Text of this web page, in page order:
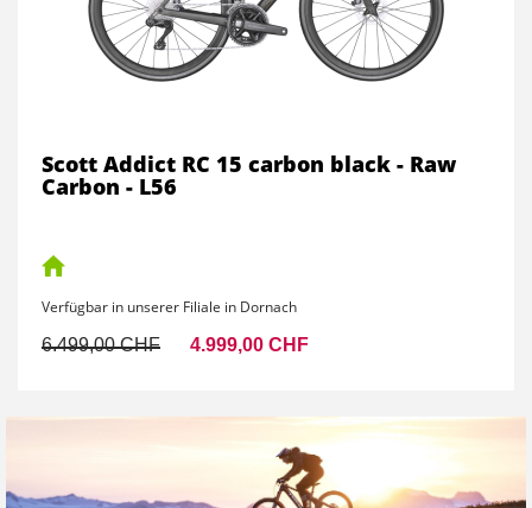
Trek Marlin 7 S 27.5 Keswick
Verfügbar in unserer Filiale in Aesch
1.149,00 CHF
999,00 CHF